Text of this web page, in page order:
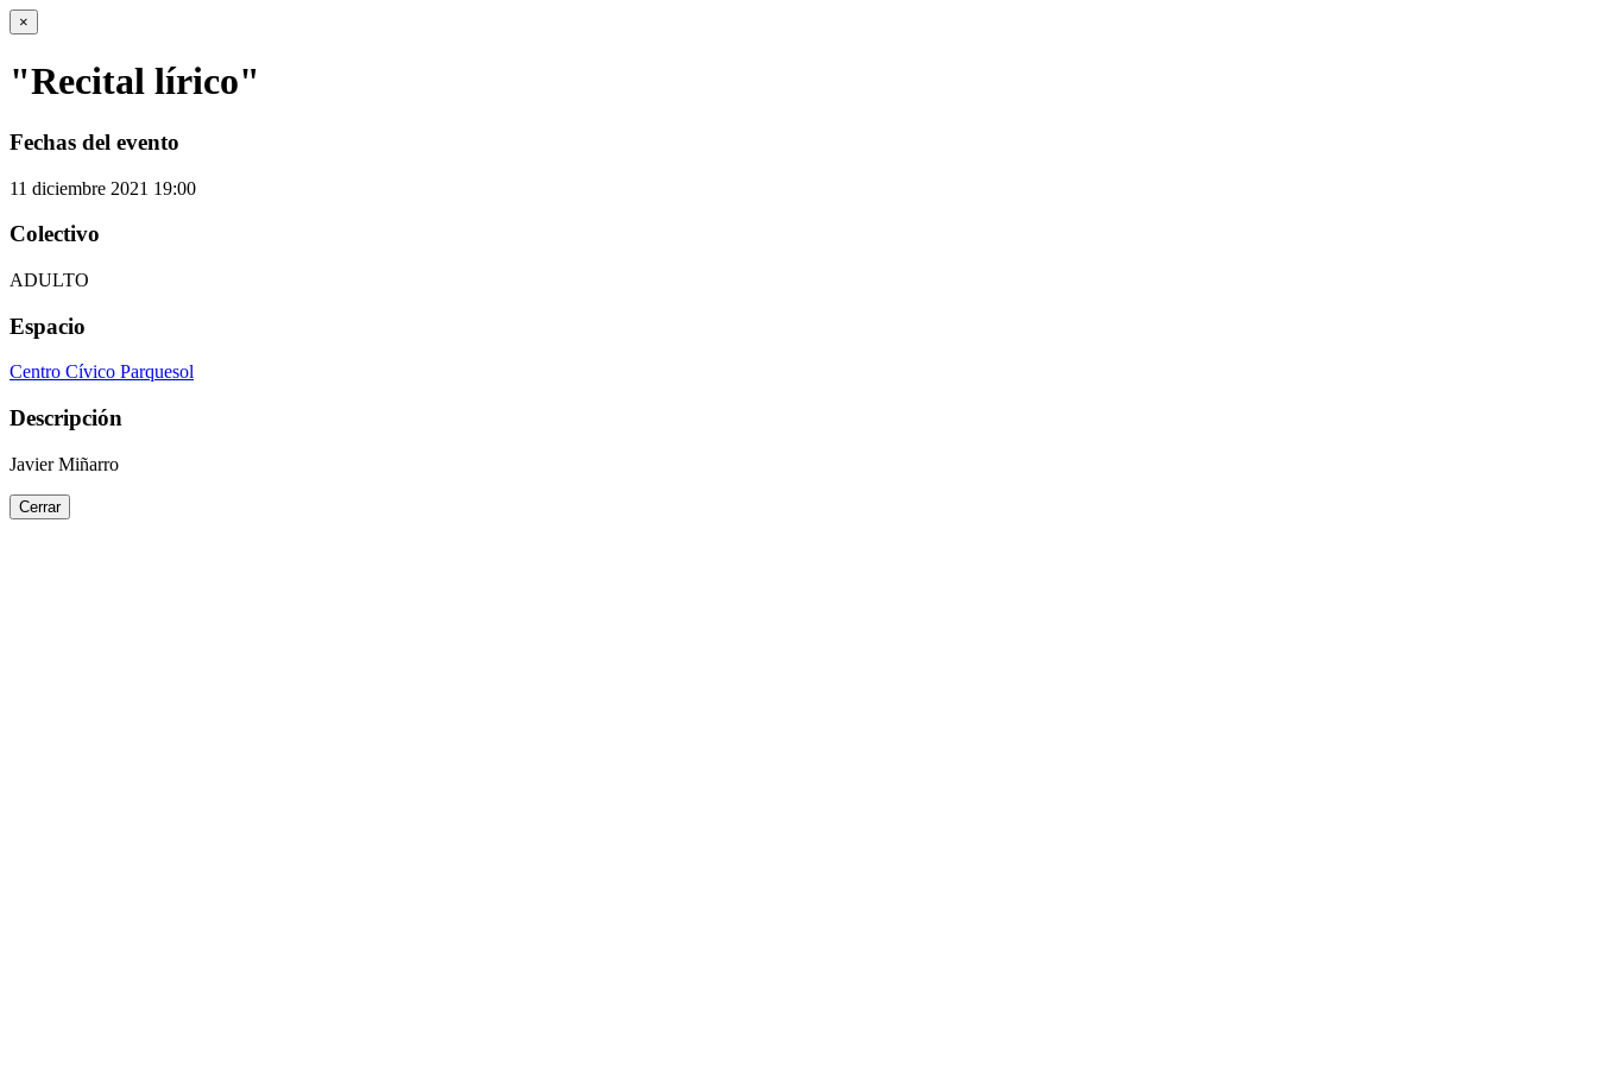
×
"Recital lírico"
Fechas del evento
11 diciembre 2021 19:00
Colectivo
ADULTO
Espacio
Centro Cívico Parquesol
Descripción
Javier Miñarro
Cerrar